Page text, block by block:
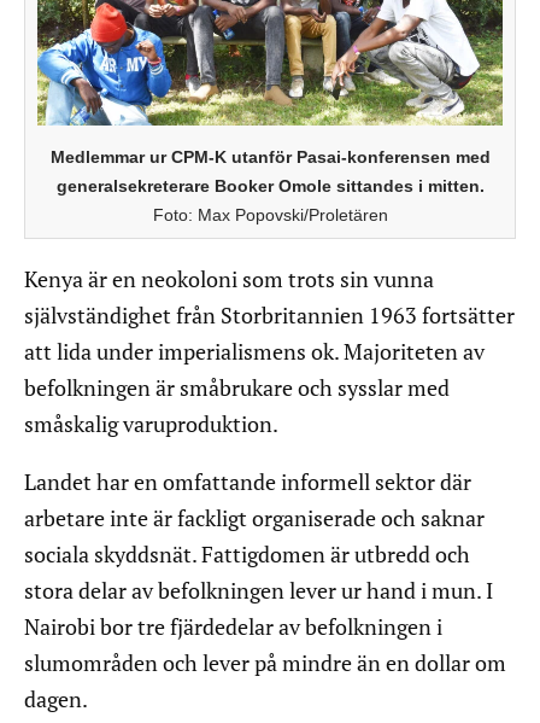
Medlemmar ur CPM-K utanför Pasai-konferensen med
generalsekreterare Booker Omole sittandes i mitten.
Foto: Max Popovski/Proletären
Kenya är en neokoloni som trots sin vunna
självständighet från Storbritannien 1963 fortsätter
att lida under imperialismens ok. Majoriteten av
befolkningen är småbrukare och sysslar med
småskalig varuproduktion.
Landet har en omfattande informell sektor där
arbetare inte är fackligt organiserade och saknar
sociala skyddsnät. Fattigdomen är utbredd och
stora delar av befolkningen lever ur hand i mun. I
Nairobi bor tre fjärdedelar av befolkningen i
slumområden och lever på mindre än en dollar om
dagen.